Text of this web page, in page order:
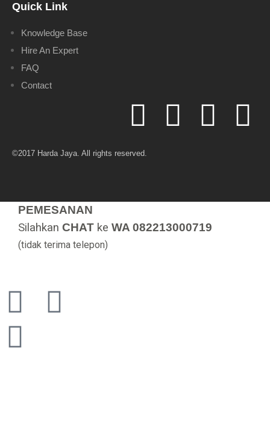
Quick Link
Knowledge Base
Hire An Expert
FAQ
Contact
©2017 Harda Jaya. All rights reserved.
PEMESANAN
Silahkan CHAT ke WA 082213000719
(tidak terima telepon)